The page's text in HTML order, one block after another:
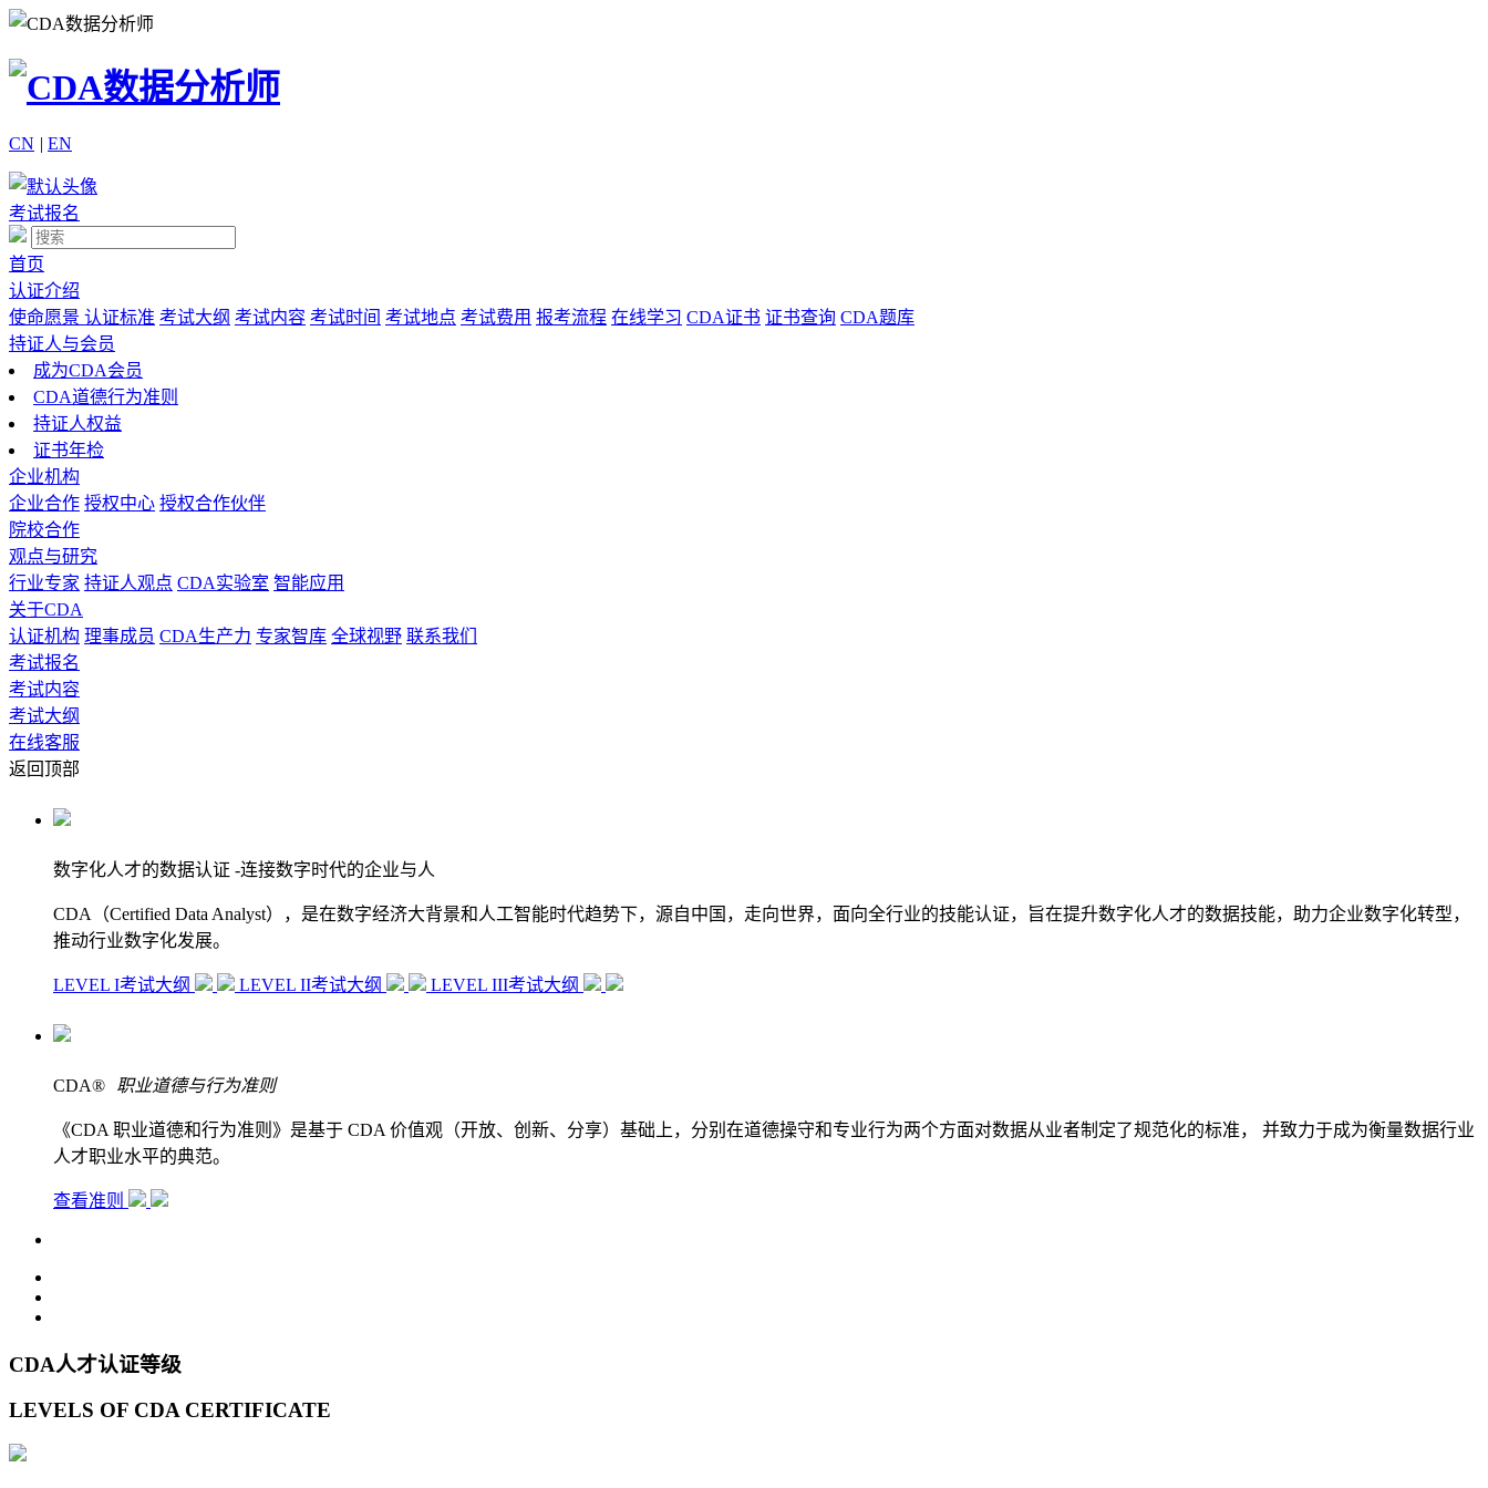
CN | EN
考试报名
首页
认证介绍
使命愿景 认证标准 考试大纲 考试内容 考试时间 考试地点 考试费用 报考流程 在线学习 CDA证书 证书查询 CDA题库
持证人与会员
成为CDA会员
CDA道德行为准则
持证人权益
证书年检
企业机构
企业合作 授权中心 授权合作伙伴
院校合作
观点与研究
行业专家 持证人观点 CDA实验室 智能应用
关于CDA
认证机构 理事成员 CDA生产力 专家智库 全球视野 联系我们
考试报名
考试内容
考试大纲
在线客服
返回顶部
数字化人才的数据认证 -连接数字时代的企业与人
CDA（Certified Data Analyst），是在数字经济大背景和人工智能时代趋势下，源自中国，走向世界，面向全行业的技能认证，旨在提升数字化人才的数据技能，助力企业数字化转型，
推动行业数字化发展。
LEVEL I考试大纲 LEVEL II考试大纲 LEVEL III考试大纲
CDA® 职业道德与行为准则
《CDA 职业道德和行为准则》是基于 CDA 价值观（开放、创新、分享）基础上，分别在道德操守和专业行为两个方面对数据从业者制定了规范化的标准， 并致力于成为衡量数据行业
人才职业水平的典范。
查看准则
CDA人才认证等级
LEVELS OF CDA CERTIFICATE